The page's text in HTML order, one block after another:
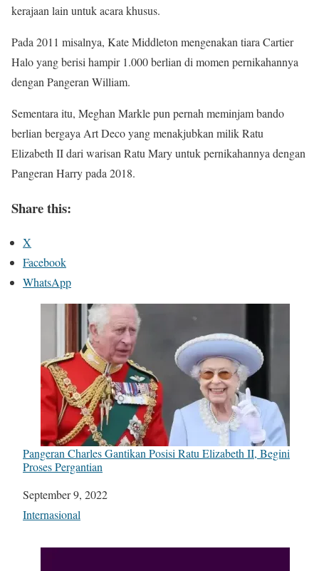
kerajaan lain untuk acara khusus.
Pada 2011 misalnya, Kate Middleton mengenakan tiara Cartier
Halo yang berisi hampir 1.000 berlian di momen pernikahannya
dengan Pangeran William.
Sementara itu, Meghan Markle pun pernah meminjam bando
berlian bergaya Art Deco yang menakjubkan milik Ratu
Elizabeth II dari warisan Ratu Mary untuk pernikahannya dengan
Pangeran Harry pada 2018.
Share this:
X
Facebook
WhatsApp
Pangeran Charles Gantikan Posisi Ratu Elizabeth II, Begini
Proses Pergantian
Date
September 9, 2022
In relation to
Internasional